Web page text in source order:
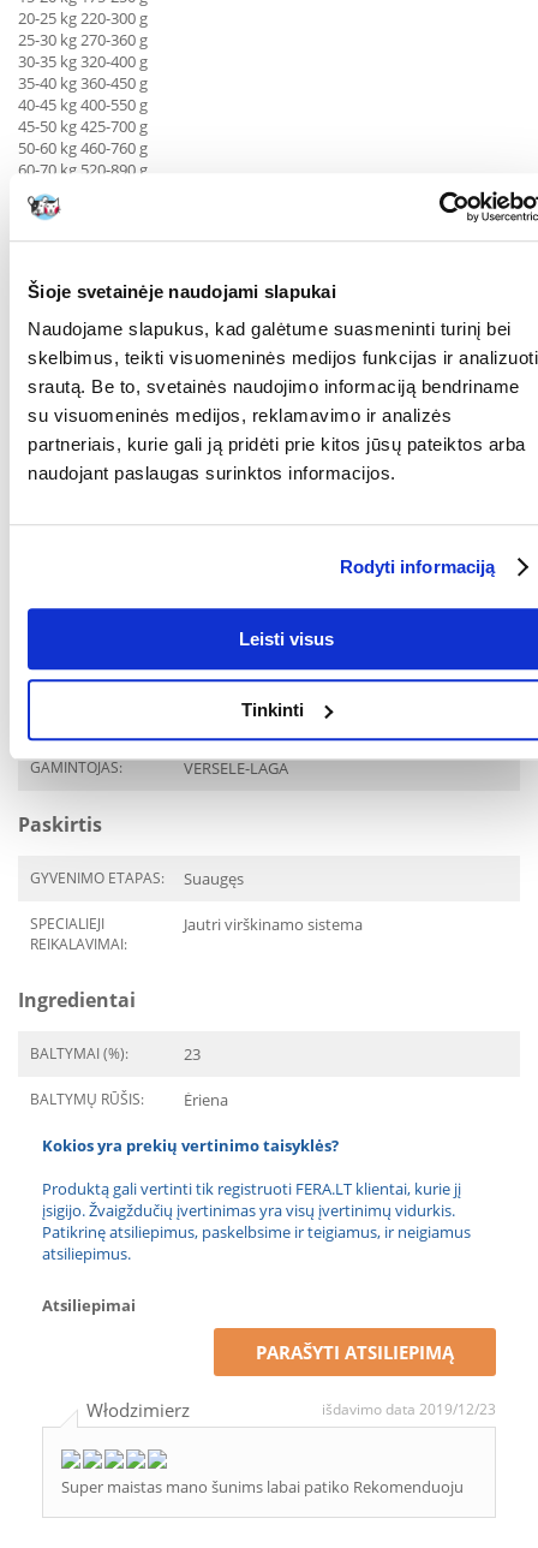
Šioje svetainėje naudojami slapukai
Naudojame slapukus, kad galėtume suasmeninti turinį bei
skelbimus, teikti visuomeninės medijos funkcijas ir analizuoti
srautą. Be to, svetainės naudojimo informaciją bendriname
su visuomeninės medijos, reklamavimo ir analizės
partneriais, kurie gali ją pridėti prie kitos jūsų pateiktos arba
naudojant paslaugas surinktos informacijos.
Rodyti informaciją
Leisti visus
Tinkinti
20-25 kg 220-300 g
25-30 kg 270-360 g
30-35 kg 320-400 g
35-40 kg 360-450 g
40-45 kg 400-550 g
45-50 kg 425-700 g
50-60 kg 460-760 g
60-70 kg 520-890 g
70-80 kg 580-990 g
80-90 kg 640-1080 g
aktyvumą ir sveikatą. Padalykite dienos porciją į kelis valgymus. Pašarą
galima šerti sausu arba sudrėkintu vandeniu.
Jei maitinate pirmą kartą, patartina skirti 5-10 dienų pereinamąjį
laikotarpį. Maišykite senąjį maistą su naujuoju, kasdien didindami
naujojo maisto dalį.
Užtikrinkite galimybę gauti šviežio geriamojo vandens.
KOKIAM
AUGINTINIUI:
Šunims
Vidutinio dydžio ir didelės
GAMINTOJAS: VERSELE-LAGA
Paskirtis
GYVENIMO ETAPAS: Suaugęs
SPECIALIEJI
REIKALAVIMAI:
Jautri virškinamo sistema
Ingredientai
BALTYMAI (%): 23
BALTYMŲ RŪŠIS: Ėriena
Kokios yra prekių vertinimo taisyklės?
Produktą gali vertinti tik registruoti FERA.LT klientai, kurie jį
įsigijo. Žvaigždučių įvertinimas yra visų įvertinimų vidurkis.
Patikrinę atsiliepimus, paskelbsime ir teigiamus, ir neigiamus
atsiliepimus.
Atsiliepimai
PARAŠYTI ATSILIEPIMĄ
Włodzimierz išdavimo data 2019/12/23
Super maistas mano šunims labai patiko Rekomenduoju